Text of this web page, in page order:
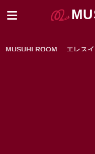
MUSUHI ROOM エレス